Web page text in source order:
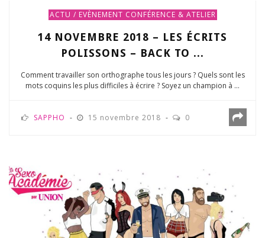
ACTU / EVÈNEMENT CONFÉRENCE & ATELIER
14 NOVEMBRE 2018 – LES ÉCRITS
POLISSONS – BACK TO ...
Comment travailler son orthographe tous les jours ? Quels sont les
mots coquins les plus difficiles à écrire ? Soyez un champion à ...
SAPPHO 15 novembre 2018 0